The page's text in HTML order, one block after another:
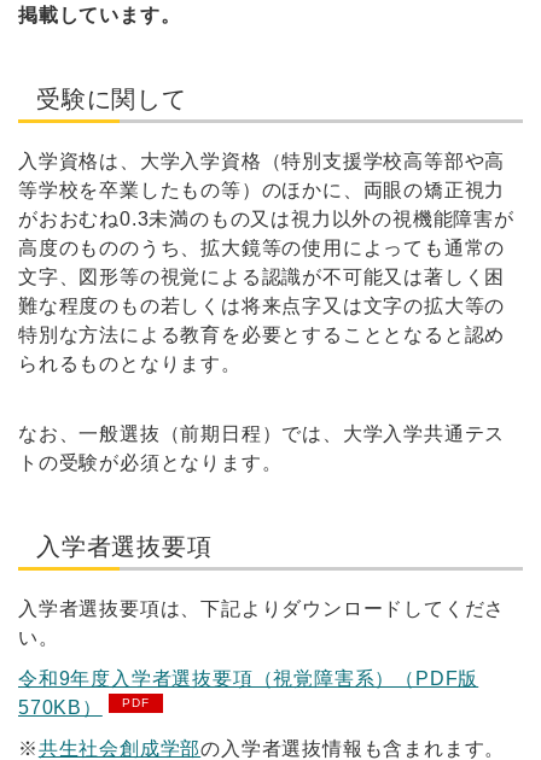
掲載しています。
受験に関して
入学資格は、大学入学資格（特別支援学校高等部や高
等学校を卒業したもの等）のほかに、両眼の矯正視力
がおおむね0.3未満のもの又は視力以外の視機能障害が
高度のもののうち、拡大鏡等の使用によっても通常の
文字、図形等の視覚による認識が不可能又は著しく困
難な程度のもの若しくは将来点字又は文字の拡大等の
特別な方法による教育を必要とすることとなると認め
られるものとなります。
なお、一般選抜（前期日程）では、大学入学共通テス
トの受験が必須となります。
入学者選抜要項
入学者選抜要項は、下記よりダウンロードしてくださ
い。
令和9年度入学者選抜要項（視覚障害系）（PDF版
570KB）
※共生社会創成学部の入学者選抜情報も含まれます。